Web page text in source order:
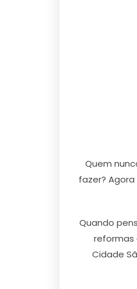
Quem
fazer?
Quando
reformas
Cidade